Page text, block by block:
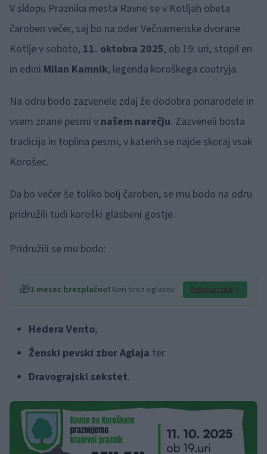
V sklopu Praznika mesta Ravne se v Kotljah obeta
čaroben večer, saj bo na oder Večnamenske dvorane
Kotlje v soboto, 11. oktobra 2025, ob 19. uri, stopil en
in edini Milan Kamnik, legenda koroškega coutryja.
Na odru bodo zazvenele zdaj že dodobra ponarodele in
vsem znane pesmi v našem narečju. Zazveneli bosta
tradicija in toplina pesmi, v katerih se najde skoraj vsak
Korošec.
Da bo večer še toliko bolj čaroben, se mu bodo na odru
pridružili tudi koroški glasbeni gostje.
Pridružili se mu bodo:
🎁1 mesec brezplačno! Beri brez oglasov Preizkusi zdaj
Hedera Vento;
Ženski pevski zbor Aglaja ter
Dravograjski sekstet.